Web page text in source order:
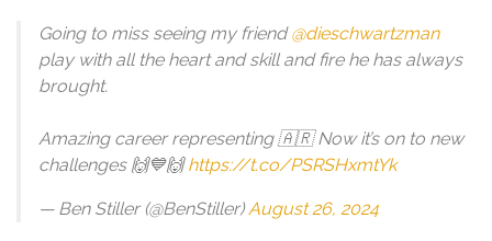
Going to miss seeing my friend@dieschwartzman
play with all the heart and skill and fire he has always
brought.
Amazing career representing 🇦🇷 Now it’s on to new
challenges 🙌💙🙌https://t.co/PSRSHxmtYk
— Ben Stiller (@BenStiller)August 26, 2024